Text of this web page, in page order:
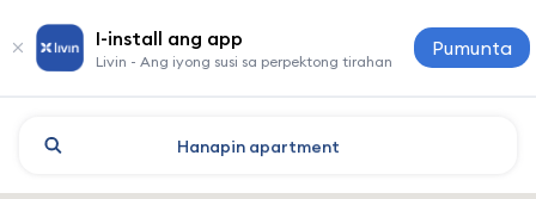
I-install ang app
Livin - Ang iyong susi sa perpektong tirahan
Pumunta
Hanapin apartment